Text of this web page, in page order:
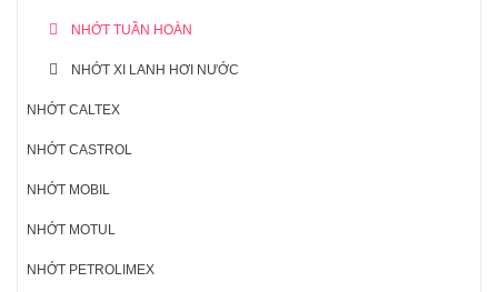
NHỚT TUẦN HOÀN
NHỚT XI LANH HƠI NƯỚC
NHỚT CALTEX
NHỚT CASTROL
NHỚT MOBIL
NHỚT MOTUL
NHỚT PETROLIMEX